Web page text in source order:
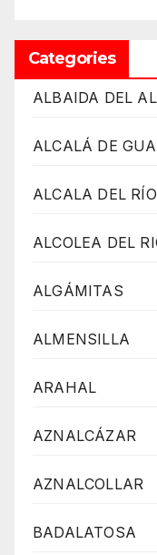
Categories
ALBAIDA DEL
ALCALÁ DE
ALCALA DEL RÍO
ALCOLEA DEL
ALGÁMITAS
ALMENSILLA
ARAHAL
AZNALCÁZAR
AZNALCOLLAR
BADALATOSA